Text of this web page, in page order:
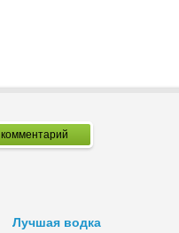
Добавить комментарий
Лучшая водка